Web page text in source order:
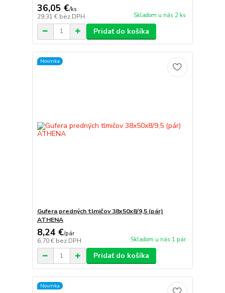
36,05 €/ks
29,31 € bez DPH Skladom u nás 2 ks
Pridať do košíka
Novinka
Gufera predných tlmičov 38x50x8/9,5 (pár)
ATHENA
8,24 €/pár
6,70 € bez DPH Skladom u nás 1 pár
Pridať do košíka
Novinka